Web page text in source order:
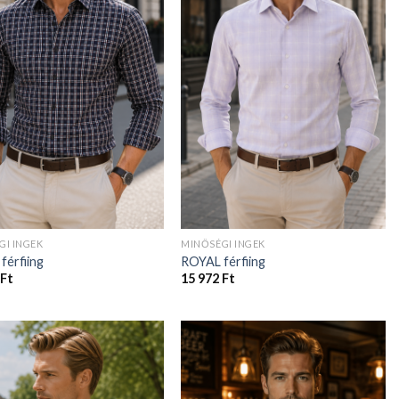
INGEK
férfiing
Ft
MINŐSÉGI INGEK
ROYAL férfiing
15 972 Ft